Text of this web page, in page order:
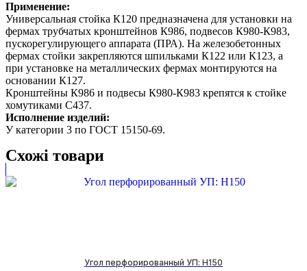
Применение:
Универсальная стойка К120 предназначена для установки на
фермах трубчатых кронштейнов К986, подвесов К980-К983,
пускорегулирующего аппарата (ПРА). На железобетонных
фермах стойки закрепляются шпильками К122 или К123, а
при установке на металлических фермах монтируются на
основании К127.
Кронштейны К986 и подвесы К980-К983 крепятся к стойке
хомутиками С437.
Исполнение изделий:
У категории 3 по ГОСТ 15150-69.
Схожі товари
Угол перфорированный УП: H150